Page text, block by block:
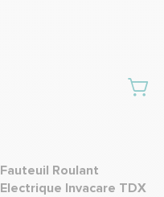
Fauteuil Roulant
Electrique Invacare TDX